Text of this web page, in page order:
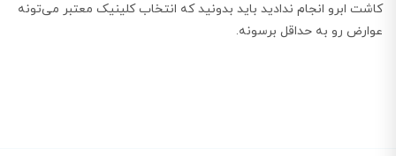
کاشت ابرو انجام ندادید باید بدونید که انتخاب کلینیک معتبر می‌تونه
عوارض رو به حداقل برسونه.